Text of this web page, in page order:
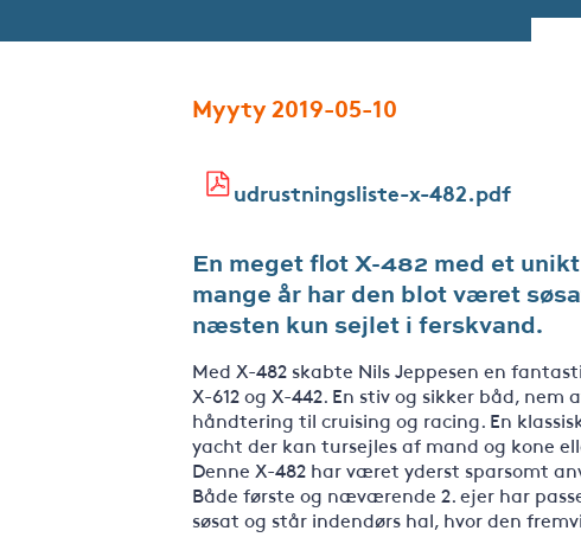
Myyty 2019-05-10
udrustningsliste-x-482.pdf
En meget flot X-482 med et
mange år har den blot været
næsten kun sejlet i ferskvand.
Med X-482 skabte Nils Jeppesen en
X-612 og X-442. En stiv og sikker båd,
håndtering til cruising og racing. En
yacht der kan tursejles af mand og kone
Denne X-482 har været yderst sparsomt
Både første og næværende 2. ejer har
søsat og står indendørs hal, hvor den